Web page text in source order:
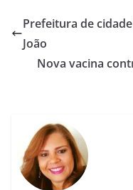
Prefeitura de
João
Nova vacina